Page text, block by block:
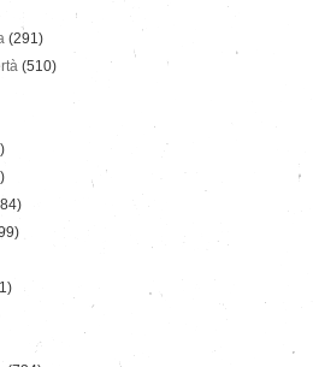
(291)
(510)